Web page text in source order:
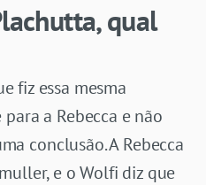
qual
fiz essa mesma
a Rebecca e não
conclusão. A Rebecca
e o Wolfi diz que